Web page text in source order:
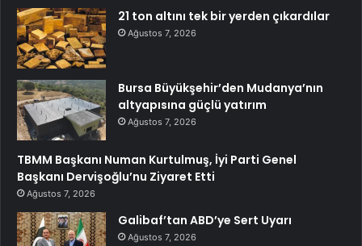
21 ton altını tek bir yerden çıkardılar
Ağustos 7, 2026
Bursa Büyükşehir’den Mudanya’nın
altyapısına güçlü yatırım
Ağustos 7, 2026
TBMM Başkanı Numan Kurtulmuş, İyi Parti Genel
Başkanı Dervişoğlu’nu Ziyaret Etti
Ağustos 7, 2026
Galibaf’tan ABD’ye Sert Uyarı
Ağustos 7, 2026